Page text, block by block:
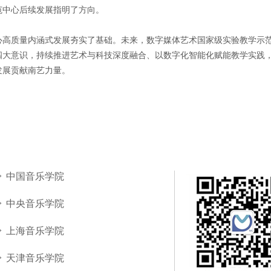
心后续发展指明了方向。
质量内涵式发展夯实了基础。未来，数字媒体艺术国家级实验教学示
意识，持续推进艺术与科技深度融合、以数字化智能化赋能教学实践
贡献南艺力量。
中国音乐学院
中央音乐学院
上海音乐学院
天津音乐学院